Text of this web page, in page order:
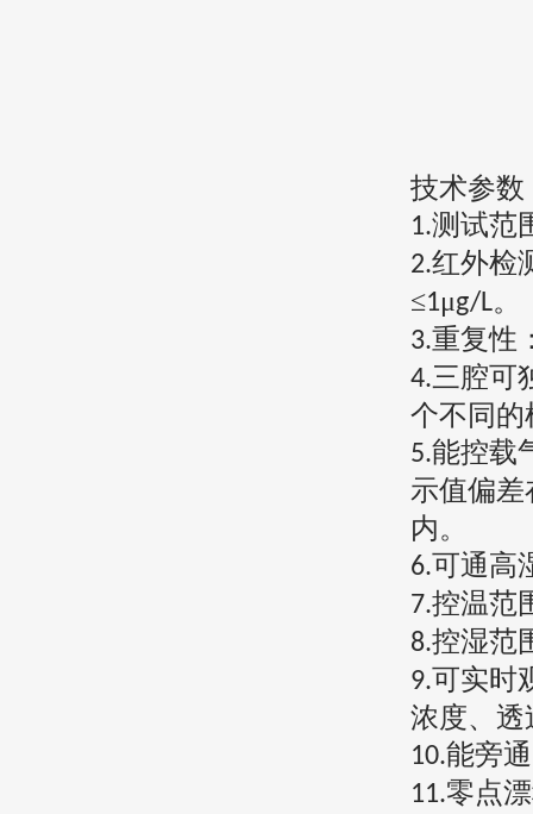
技术参数
1.测试范
2.红外检
≤1μg/L。
3.重复性
4.三腔可
个不同的
5.能控载
示值偏差
内。
6.可通高
7.控温范
8.控湿范
9.可实时
浓度、透
10.能旁
11.零点